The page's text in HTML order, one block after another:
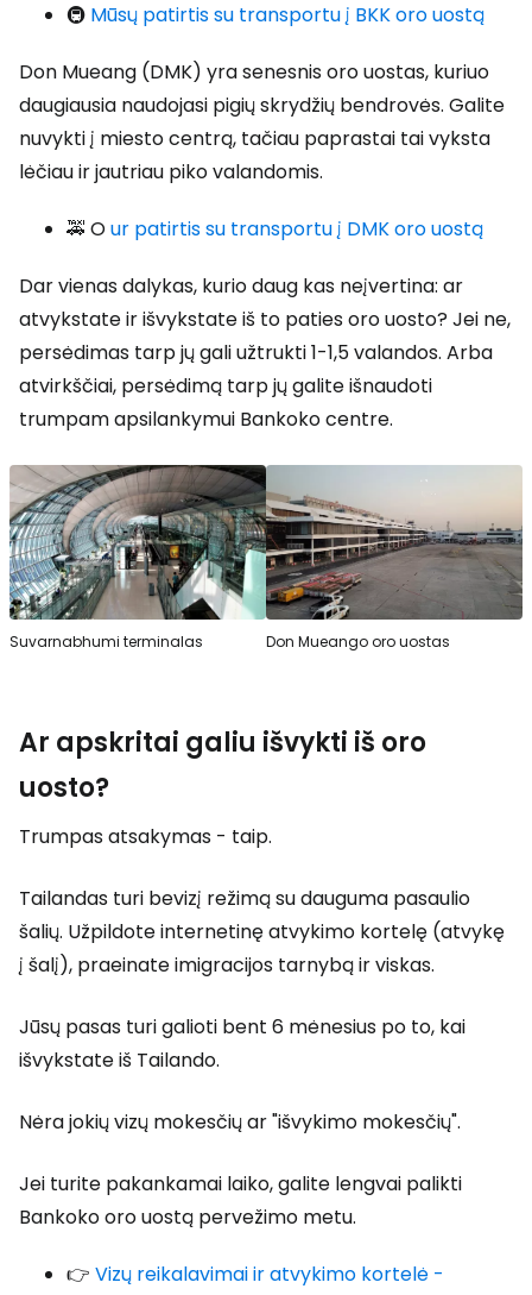
🚇 Mūsų patirtis su transportu į BKK oro uostą
Don Mueang (DMK) yra senesnis oro uostas, kuriuo
daugiausia naudojasi pigių skrydžių bendrovės. Galite
nuvykti į miesto centrą, tačiau paprastai tai vyksta
lėčiau ir jautriau piko valandomis.
🚕 Our patirtis su transportu į DMK oro uostą
Dar vienas dalykas, kurio daug kas neįvertina: ar
atvykstate ir išvykstate iš to paties oro uosto? Jei ne,
persėdimas tarp jų gali užtrukti 1-1,5 valandos. Arba
atvirkščiai, persėdimą tarp jų galite išnaudoti
trumpam apsilankymui Bankoko centre.
Suvarnabhumi terminalas Don Mueango oro uostas
Ar apskritai galiu išvykti iš oro
uosto?
Trumpas atsakymas - taip.
Tailandas turi bevizį režimą su dauguma pasaulio
šalių. Užpildote internetinę atvykimo kortelę (atvykę
į šalį), praeinate imigracijos tarnybą ir viskas.
Jūsų pasas turi galioti bent 6 mėnesius po to, kai
išvykstate iš Tailando.
Nėra jokių vizų mokesčių ar "išvykimo mokesčių".
Jei turite pakankamai laiko, galite lengvai palikti
Bankoko oro uostą pervežimo metu.
👉 Vizų reikalavimai ir atvykimo kortelė -